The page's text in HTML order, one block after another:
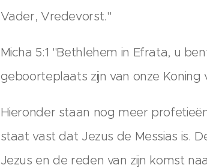
Vader, Vredevorst."
Micha 5:1 "Bethlehem in Efrata, u
geboorteplaats zijn van onze
Hieronder staan nog meer
staat vast dat Jezus de Messias is.
Jezus en de reden van zijn komst